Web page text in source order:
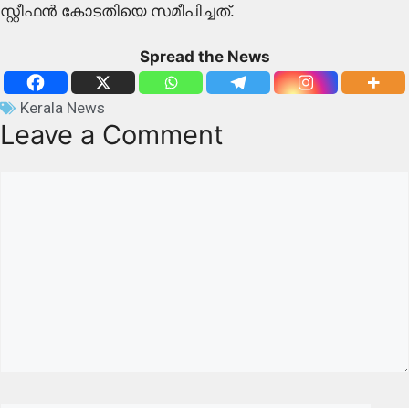
സ്റ്റീഫൻ കോടതിയെ സമീപിച്ചത്.
Spread the News
Kerala News
Leave a Comment